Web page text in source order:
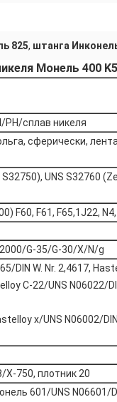
825, штанга
Монель 400
сплав никеля
сферически,
UNS S32760
F60, F61, F65,1J22,
G-35/G-30/X/N/g
DIN W. Nr. 2,4617,
C-22/UNS N06022/
x/UNS N06002/DIN
750, плотник 20
601/UNS N06601/